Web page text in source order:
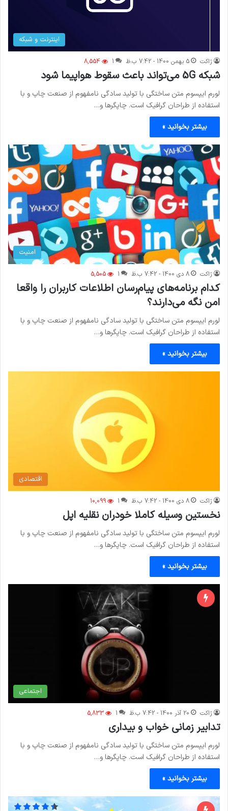
اینترنت و شبکه
ژاکت 5 بهمن 1400 - 7:42 ب.ظ 1
8,554
شبکه 5G می‌تواند باعث سقوط هواپیما شود
لورم ایپسوم متن ساختگی با تولید سادگی نامفهوم از صنعت چاپ و با
استفاده از طراحان گرافیک است. چاپگرها و…
بیشتر بخوانید »
امنیت
ژاکت 8 دی 1400 - 7:42 ب.ظ 1
5,505
کدام برنامه‌های پیام‌رسان اطلاعات کاربران را واقعا
امن نگه می‌دارند؟
لورم ایپسوم متن ساختگی با تولید سادگی نامفهوم از صنعت چاپ و با
استفاده از طراحان گرافیک است. چاپگرها و…
بیشتر بخوانید »
اقتصادی
ژاکت 8 دی 1400 - 7:42 ب.ظ 1
10,099
نخستین وسیله کاملا خودران نقلیه اپل
لورم ایپسوم متن ساختگی با تولید سادگی نامفهوم از صنعت چاپ و با
استفاده از طراحان گرافیک است. چاپگرها و…
بیشتر بخوانید »
اجتماعی
ژاکت 20 آذر 1400 - 7:42 ب.ظ 1
5,833
تدابیر زمانی خواب و بیداری
لورم ایپسوم متن ساختگی با تولید سادگی نامفهوم از صنعت چاپ و با
استفاده از طراحان گرافیک است. چاپگرها و…
بیشتر بخوانید »